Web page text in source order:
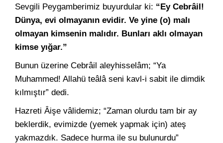
Sevgili Peygamberimiz buyurdular ki: “Ey Cebrâil!
Dünya, evi olmayanın evidir. Ve yine (o) malı
olmayan kimsenin malıdır. Bunları aklı olmayan
kimse yığar.”
Bunun üzerine Cebrâil aleyhisselâm; “Ya
Muhammed! Allahü teâlâ seni kavl-i sabit ile dimdik
kılmıştır” dedi.
Hazreti Âişe vâlidemiz; “Zaman olurdu tam bir ay
beklerdik, evimizde (yemek yapmak için) ateş
yakmazdık. Sadece hurma ile su bulunurdu”